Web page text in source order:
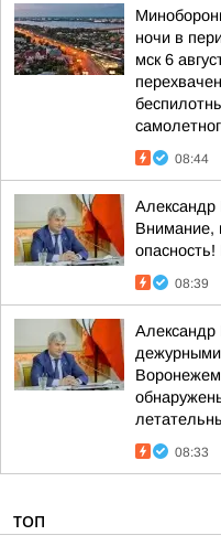
ночи в
мск 6
08:44
Александр
Внимание,
08:39
08:33
ТОП